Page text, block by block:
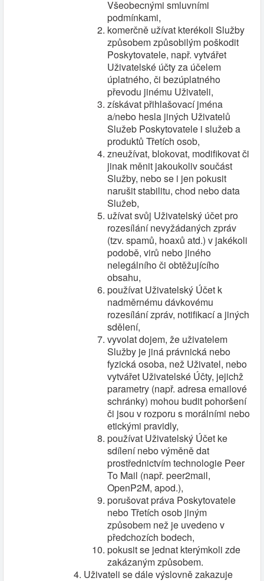
Všeobecnými smluvními
podmínkami,
komerčně užívat kterékoli Služby
způsobem způsobilým poškodit
Poskytovatele, např. vytvářet
Uživatelské účty za účelem
úplatného, či bezúplatného
převodu jinému Uživateli,
získávat přihlašovací jména
a/nebo hesla jiných Uživatelů
Služeb Poskytovatele i služeb a
produktů Třetích osob,
zneužívat, blokovat, modifikovat či
jinak měnit jakoukoliv součást
Služby, nebo se i jen pokusit
narušit stabilitu, chod nebo data
Služeb,
užívat svůj Uživatelský účet pro
rozesílání nevyžádaných zpráv
(tzv. spamů, hoaxů atd.) v jakékoli
podobě, virů nebo jiného
nelegálního či obtěžujícího
obsahu,
používat Uživatelský Účet k
nadměrnému dávkovému
rozesílání zpráv, notifikací a jiných
sdělení,
vyvolat dojem, že uživatelem
Služby je jiná právnická nebo
fyzická osoba, než Uživatel, nebo
vytvářet Uživatelské Účty, jejichž
parametry (např. adresa emailové
schránky) mohou budit pohoršení
či jsou v rozporu s morálními nebo
etickými pravidly,
používat Uživatelský Účet ke
sdílení nebo výměně dat
prostřednictvím technologie Peer
To Mail (např. peer2mail,
OpenP2M, apod.),
porušovat práva Poskytovatele
nebo Třetích osob jiným
způsobem než je uvedeno v
předchozích bodech,
pokusit se jednat kterýmkoli zde
zakázaným způsobem.
Uživateli se dále výslovně zakazuje